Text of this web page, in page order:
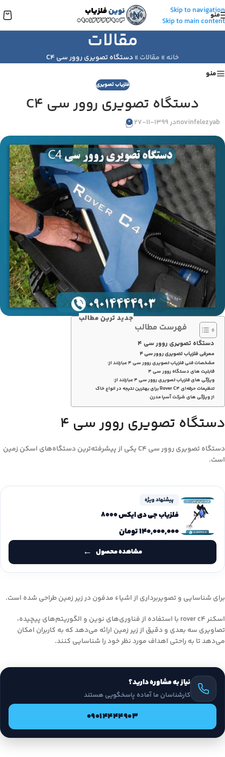
Skip to navigation
Skip to main content
منو
مقالات
خانه » مقالات »دستگاه تصویری روور سی C4
منو
فلزیاب تصویری
دستگاه تصویری روور سی C4
novinfelezyabدر 1399-11-27 0
جدید ترین مطالب
فهرست مطالب
دستگاه تصویری روور سی 4
معرفی فلزیاب تصویری روور سی 4
مشخصات فنی فلزیاب تصویری روور سی 4 عبارتند از:
قابلیت های دستگاه روور سی 4
ویژگی های فلزیاب تصویری روور سی 4 عبارتند از:
تنظیمات حرفه‌ای Rover C4 برای بهترین نتیجه در انواع خاک
از ویژگی های شرکت آسیا مدرن
دستگاه تصویری روور سی 4
دستگاه تصویری روور سی C4 یکی از پیشرفته‌ترین دستگاه‌های اسکن زمین
است.
پیشنهاد ویژه
فلزیاب جی دی ایکس ۸۰۰۰
۱۴۰,۰۰۰,۰۰۰تومان
مشاهده محصول
برای شناسایی و تصویربرداری از اشیاء مدفون در زیر زمین طراحی شده است.
اسکنر rover c4 با استفاده از فناوری‌های نوین و الگوریتم‌های پیچیده،
تصاویری سه بعدی و دقیق از زیر زمین ارائه می‌دهد که به کاربران امکان
می‌دهد تا به راحتی اهداف مورد نظر خود را شناسایی کنند.
نیاز به مشاوره دارید؟
کارشناسان ما آماده پاسخگویی هستند
09014444903